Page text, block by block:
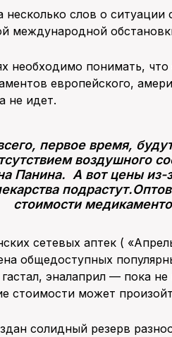
несколько слов о
международной
необходимо понимать,
европейского,
не идет.
первое время,
воздушного
Панина. А вот цены из-
стоимости
сетевых аптек (
общедоступных
эналаприл — пока не
стоимости может
солидный резерв